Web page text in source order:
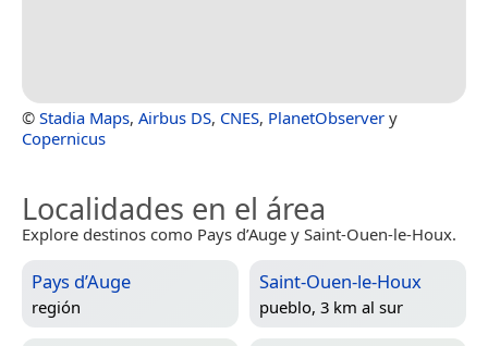
© Stadia Maps, Airbus DS, CNES, PlanetObserver y
Copernicus
Localidades en el área
Explore destinos como Pays d’Auge y Saint-Ouen-le-Houx.
Pays d’Auge
región
Saint-Ouen-le-Houx
pueblo, 3 km al sur